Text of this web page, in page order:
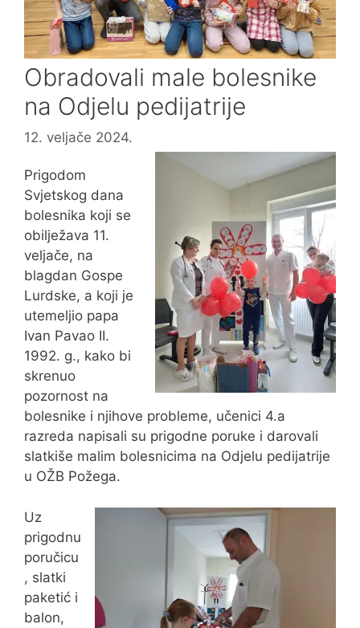
Obradovali male bolesnike
na Odjelu pedijatrije
12. veljače 2024.
Prigodom
Svjetskog dana
bolesnika koji se
obilježava 11.
veljače, na
blagdan Gospe
Lurdske, a koji je
utemeljio papa
Ivan Pavao II.
1992. g., kako bi
skrenuo
pozornost na
bolesnike i njihove probleme, učenici 4.a
razreda napisali su prigodne poruke i darovali
slatkiše malim bolesnicima na Odjelu pedijatrije
u OŽB Požega.
Uz
prigodnu
poručicu
, slatki
paketić i
balon,